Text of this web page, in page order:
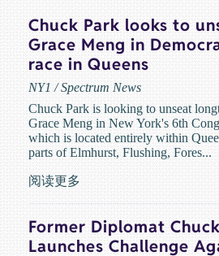
Chuck Park looks to
Grace Meng in
race in Queens
NY1 / Spectrum News
Chuck Park is looking to unseat
Grace Meng in New York's 6th
which is located entirely within
parts of Elmhurst, Flushing, Fores...
阅读更多
Former Diplomat
Launches Challenge